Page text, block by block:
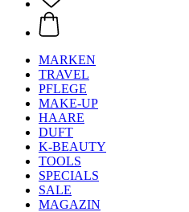
MARKEN
TRAVEL
PFLEGE
MAKE-UP
HAARE
DUFT
K-BEAUTY
TOOLS
SPECIALS
SALE
MAGAZIN